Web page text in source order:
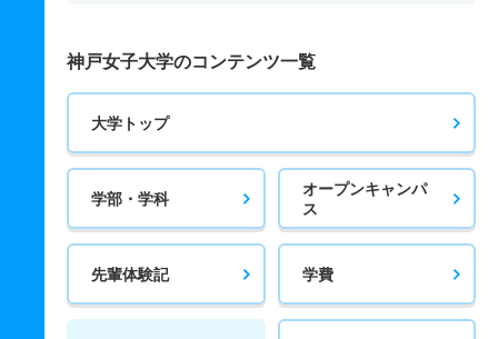
神戸女子大学のコンテンツ一覧
大学トップ
学部・学科
オープンキャンパ
ス
先輩体験記 学費